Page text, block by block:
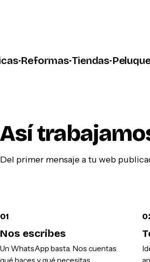
Reformas·Tiendas·Peluquerías
Así
Del primer mensaje a tu web
01
Nos escribes
Un WhatsApp basta. Nos cuentas